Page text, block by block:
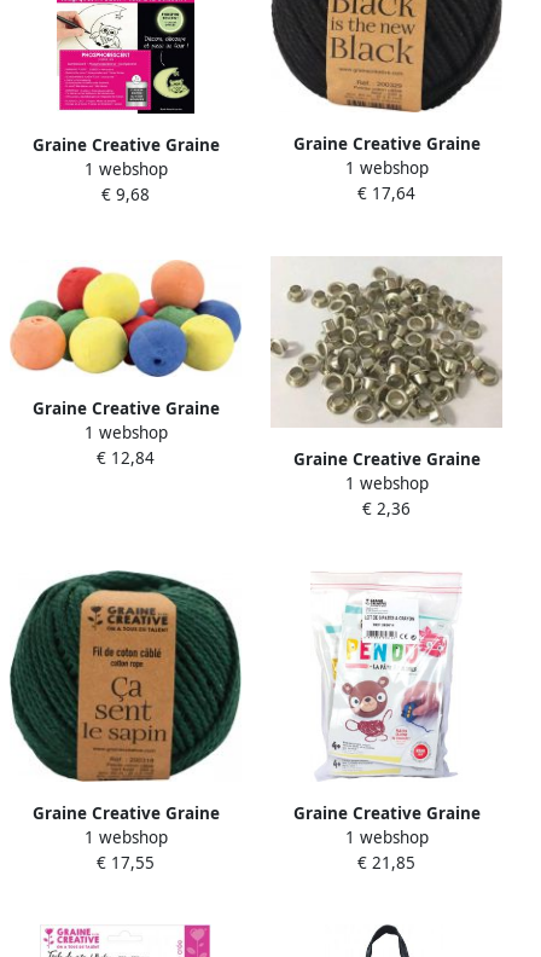
Graine Creative Graine
CrÃ©ative krimpplastiek
lichtgevend
1 webshop
€ 9,68
Graine Creative Graine
CrÃ©ative MacramÃ© touw
ft 2 5 mm x 80 m zwart
1 webshop
€ 17,64
Graine Creative Graine
CrÃ©ative Cellulose
balletjes diameter 25 mm
1 webshop
€ 12,84
Graine Creative Graine
CrÃ©ative metalen oogjes 7
mm doos met 100 stuks
1 webshop
€ 2,36
Graine Creative Graine
CrÃ©ative MacramÃ© touw
ft 2 5 mm x 80 m bosgroen
1 webshop
€ 17,55
Graine Creative Graine
CrÃ©ative Pendo
boetseerklei om te kleuren
1 webshop
€ 21,85